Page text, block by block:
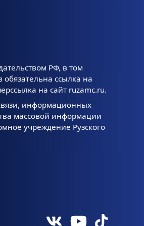
РФ, в том
ссылка на
на сайт ruzamc.ru.
информационных
массовой информации
учреждение Рузского